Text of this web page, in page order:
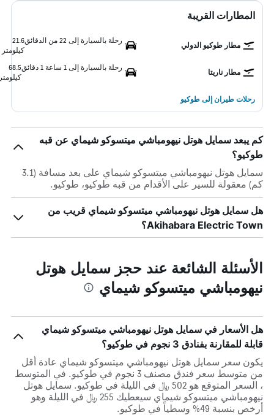
المطارات القريبة
مطار طوكيو الدولي
رحلة بالسيارة إلى 22 من الدقائق
21.6
كيلومتر
مطار ناريتا
رحلة بالسيارة إلى 1 ساعة 1 دقائق
68.5
رحلات طيران إلى طوكيو
كم يبعد سمايل هوتل نيهومباشي ميتسوكو شيماي عن قبه
طوكيو؟
سمايل هوتل نيهومباشي ميتسوكو شيماي على بعد مسافة (3.1
كم) معقولة للسير على الأقدام من قبه طوكيو، طوكيو.
هل سمايل هوتل نيهومباشي ميتسوكو شيماي قريب من
Akihabara Electric Town؟
الأسئلة الشائعة عند حجز سمايل هوتل
نيهومباشي ميتسوكو شيماي
هل الأسعار في سمايل هوتل نيهومباشي ميتسوكو شيماي
قابلة للمقارنة بفنادق 3 نجوم في طوكيو؟
يكون سعر سمايل هوتل نيهومباشي ميتسوكو شيماي عادة أقل
من متوسط ​​سعر فندق مصنف 3 نجوم في طوكيو. في المتوسط
، السعر المتوقع هو 502 ﷼ في الليلة في طوكيو. سمايل هوتل
نيهومباشي ميتسوكو شيماي سيعطيك 255 ﷼ في الليلة وهو
أرخص بنسبة 49% وسطياً في طوكيو.